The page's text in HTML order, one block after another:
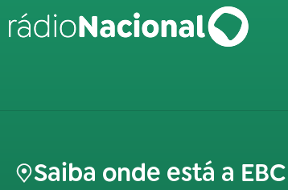
Saiba onde está a EBC